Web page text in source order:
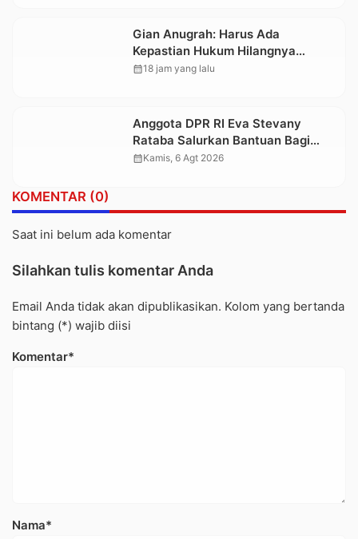
Gian Anugrah: Harus Ada
Kepastian Hukum Hilangnya
Stoner, Agar Keluarga tidak Larut
calendar_month18 jam yang lalu
Anggota DPR RI Eva Stevany
Rataba Salurkan Bantuan Bagi
Warga Terdampak Longsor di
calendar_monthKamis, 6 Agt 2026
KOMENTAR (0)
Saat ini belum ada komentar
Silahkan tulis komentar Anda
Email Anda tidak akan dipublikasikan. Kolom yang bertanda
bintang (*) wajib diisi
Komentar*
Nama*